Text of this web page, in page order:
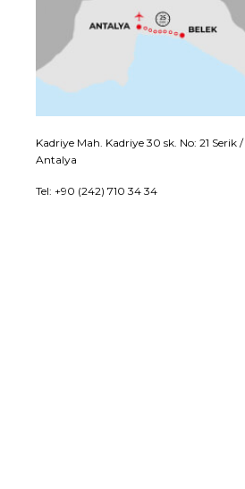
Kadriye Mah. Kadriye 30 sk. No: 21 Serik /
Antalya
Tel: +90 (242) 710 34 34